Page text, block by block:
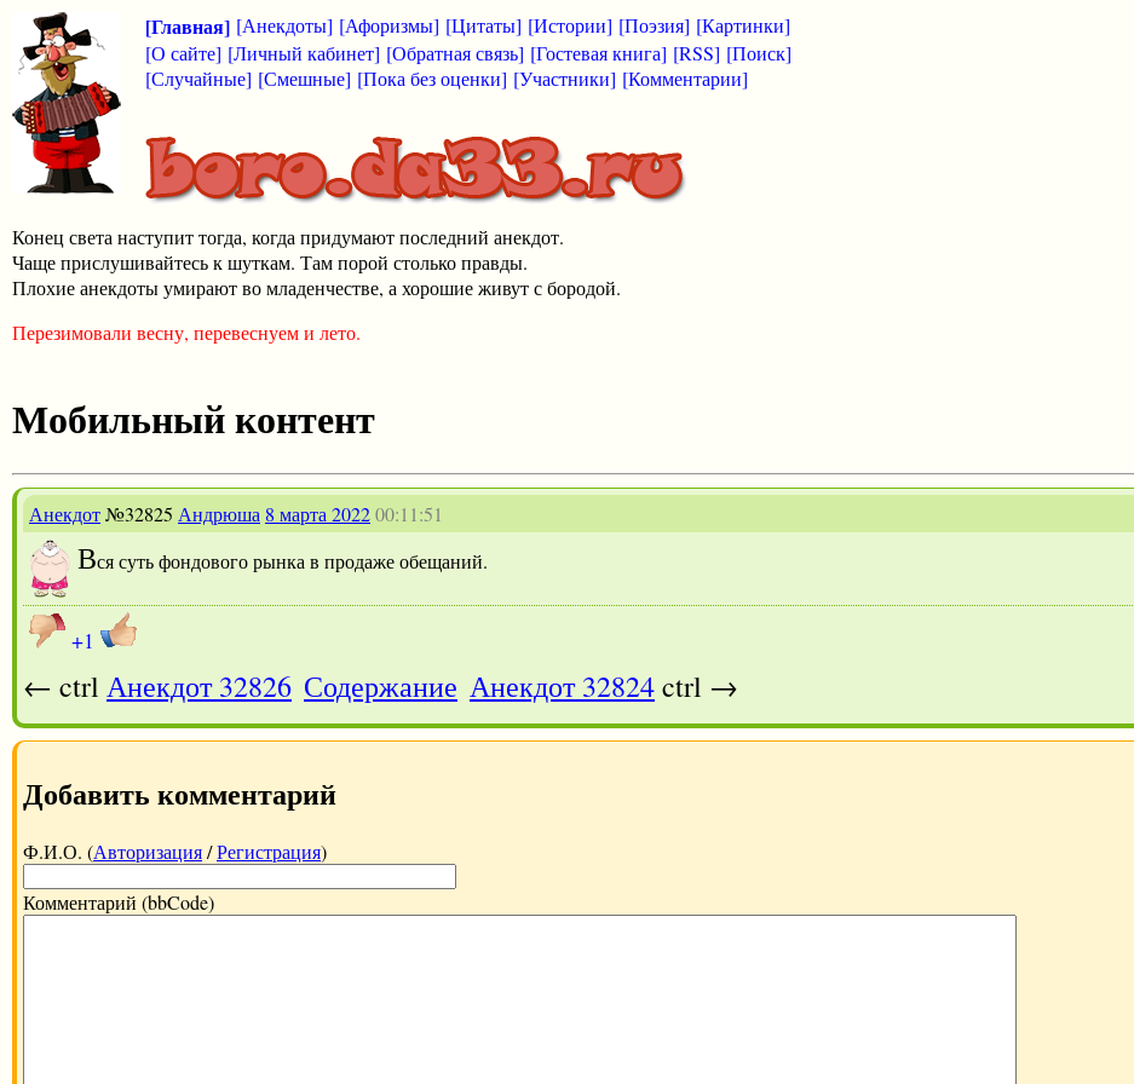
[Главная] [Анекдоты] [Афоризмы] [Цитаты] [Истории] [Поэзия] [Картинки]
[О сайте] [Личный кабинет] [Обратная связь] [Гостевая книга] [RSS] [Поиск]
[Случайные] [Смешные] [Пока без оценки] [Участники] [Комментарии]
Конец света наступит тогда, когда придумают последний анекдот.
Чаще прислушивайтесь к шуткам. Там порой столько правды.
Плохие анекдоты умирают во младенчестве, а хорошие живут с бородой.
Перезимовали весну, перевеснуем и лето.
Мобильный контент
Анекдот№32825 Андрюша 8 марта 202200:11:51
Вся суть фондового рынка в продаже обещаний.
+1
← ctrl Анекдот 32826 Содержание Анекдот 32824ctrl →
Добавить комментарий
Ф.И.О. (Авторизация/Регистрация)
Комментарий (bbCode)